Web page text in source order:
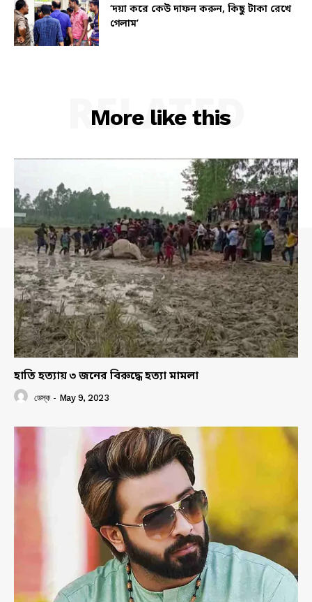
‘দয়া করে কেউ দাফন করুন, কিছু টাকা রেখে
গেলাম’
More like this
RELATED
হাতি হত্যায় ৩ জনের বিরুদ্ধে হত্যা মামলা
ডেস্ক - May 9, 2023